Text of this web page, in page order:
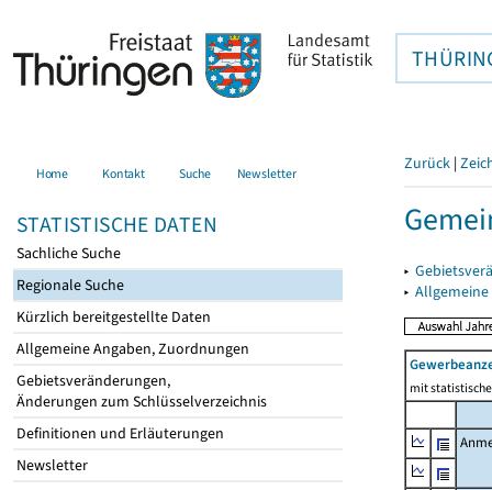
Home Kontakt Suche Newsletter
STATISTISCHE DATEN
Sachliche Suche
Regionale Suche
Kürzlich bereitgestellte Daten
Allgemeine Angaben, Zuordnungen
Gebietsveränderungen,
Änderungen zum Schlüsselverzeichnis
Definitionen und Erläuterungen
Newsletter
Zurück |
▸
▸
mit